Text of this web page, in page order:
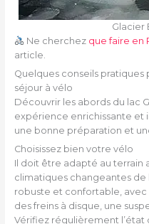
Glacier
Ne cherchez que faire en
article.
Quelques conseils
séjour à vélo
Découvrir les abords du lac
expérience enrichissante et
une bonne préparation et
Choisissez bien votre vélo
Il doit être adapté au terrain
climatiques changeantes de
robuste et confortable, avec
des freins à disque, une
Vérifiez régulièrement